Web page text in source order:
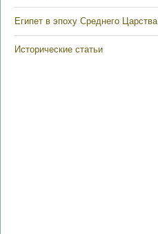
Египет в эпоху Среднего Царства
Исторические статьи